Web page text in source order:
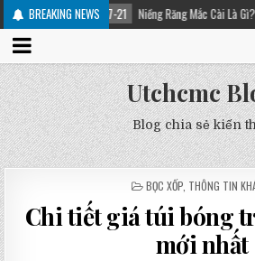
BREAKING NEWS
2025-07-21 Niềng Răng Mắc Cài Là Gì? Các Loại Mắc
Utchcmc
Blog chia sẻ kiến
POSTED
BỌC XỐP, THÔNG TIN
Chi tiết giá túi bóng
mới nhất